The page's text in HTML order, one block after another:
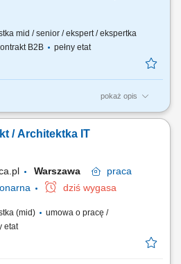
mid / senior / ekspert / ekspertka
B2B
pełny etat
pokaż opis
strategii i roadmapy dla
(priorytety, value, adoption);
standardów observability (metryki, logi,
/ Architektka IT
Warszawa
praca
dziś wygasa
(mid)
umowa o pracę /
etat